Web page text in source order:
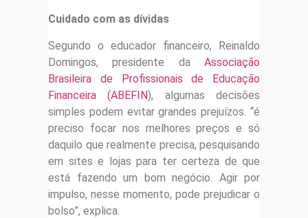
Cuidado com as dívidas
Segundo o educador financeiro, Reinaldo
Domingos, presidente da Associação
Brasileira de Profissionais de Educação
Financeira (ABEFIN), algumas decisões
simples podem evitar grandes prejuízos. “é
preciso focar nos melhores preços e só
daquilo que realmente precisa, pesquisando
em sites e lojas para ter certeza de que
está fazendo um bom negócio. Agir por
impulso, nesse momento, pode prejudicar o
bolso”, explica.